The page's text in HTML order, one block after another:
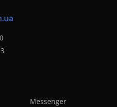
Messenger